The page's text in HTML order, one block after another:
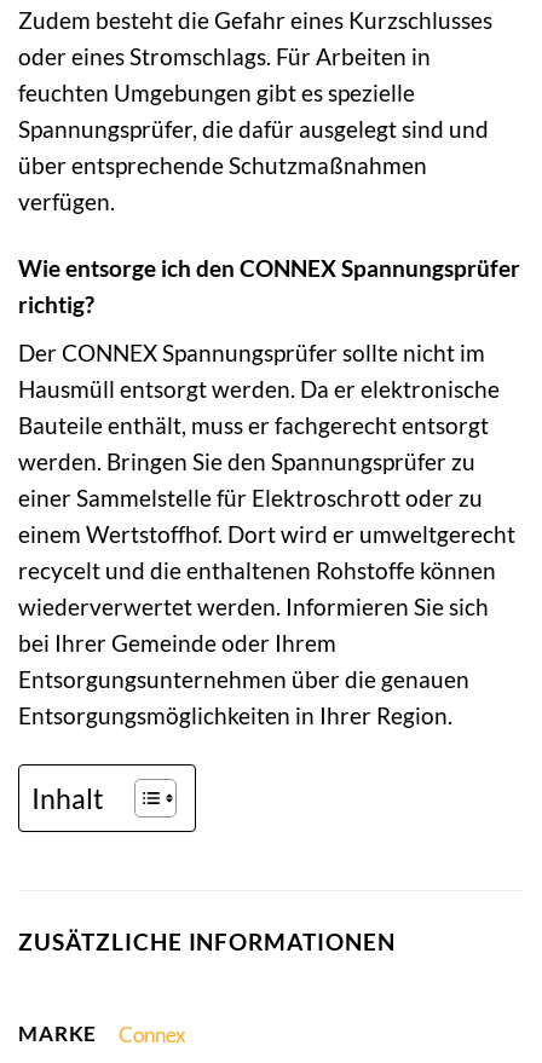
Zudem besteht die Gefahr eines Kurzschlusses
oder eines Stromschlags. Für Arbeiten in
feuchten Umgebungen gibt es spezielle
Spannungsprüfer, die dafür ausgelegt sind und
über entsprechende Schutzmaßnahmen
verfügen.
Wie entsorge ich den CONNEX Spannungsprüfer
richtig?
Der CONNEX Spannungsprüfer sollte nicht im
Hausmüll entsorgt werden. Da er elektronische
Bauteile enthält, muss er fachgerecht entsorgt
werden. Bringen Sie den Spannungsprüfer zu
einer Sammelstelle für Elektroschrott oder zu
einem Wertstoffhof. Dort wird er umweltgerecht
recycelt und die enthaltenen Rohstoffe können
wiederverwertet werden. Informieren Sie sich
bei Ihrer Gemeinde oder Ihrem
Entsorgungsunternehmen über die genauen
Entsorgungsmöglichkeiten in Ihrer Region.
Inhalt
ZUSÄTZLICHE INFORMATIONEN
MARKE Connex